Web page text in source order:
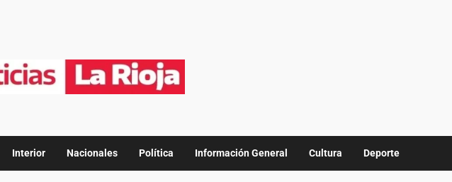
Interior Nacionales Política Información General Cultura Deporte